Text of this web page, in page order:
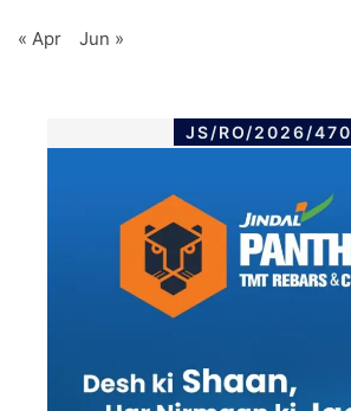
« Apr Jun »
JS/RO/2026/470